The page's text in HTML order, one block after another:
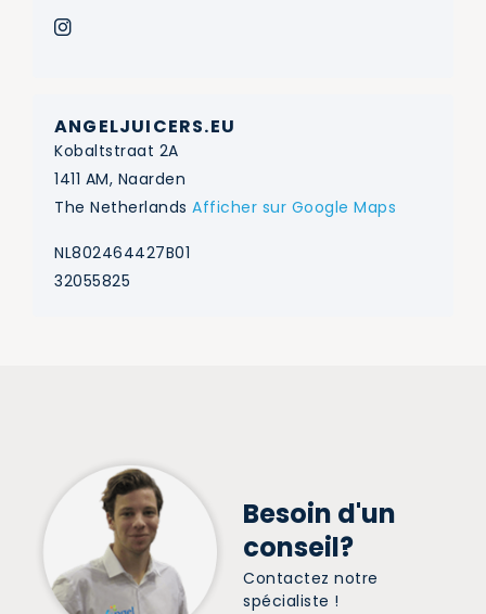
ANGELJUICERS.EU
Kobaltstraat 2A
1411 AM, Naarden
The Netherlands Afficher sur Google Maps
NL802464427B01
32055825
Besoin d'un
conseil?
Contactez notre
spécialiste !